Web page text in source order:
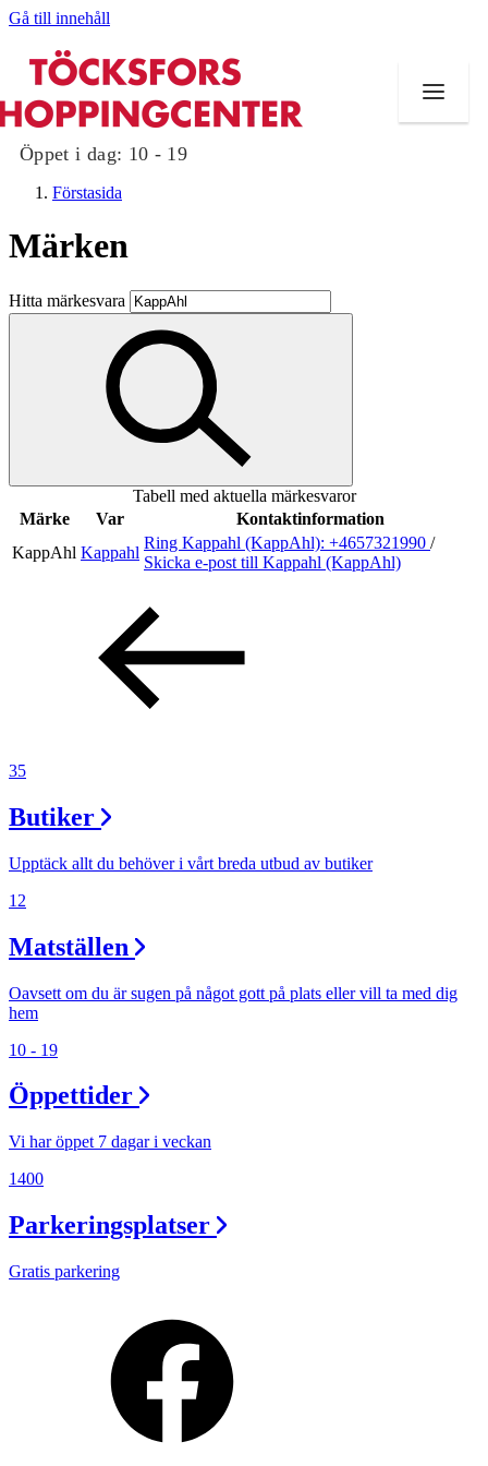
Gå till innehåll
Öppet i dag: 10 - 19
Butiker
Mat och dryck
Evenemang
Erbjudanden
Inspiration
Magasin
Presentkort
Förstasida
Märken
Hitta märkesvara
Tabell med aktuella märkesvaror
Märke
Var
Kontaktinformation
KappAhl Kappahl
Ring Kappahl (KappAhl): +4657321990 /
Skicka e-post till Kappahl (KappAhl)
35
Butiker
Upptäck allt du behöver i vårt breda utbud av butiker
12
Matställen
Oavsett om du är sugen på något gott på plats eller vill ta med dig
hem
10 - 19
Öppettider
Vi har öppet 7 dagar i veckan
1400
Parkeringsplatser
Gratis parkering